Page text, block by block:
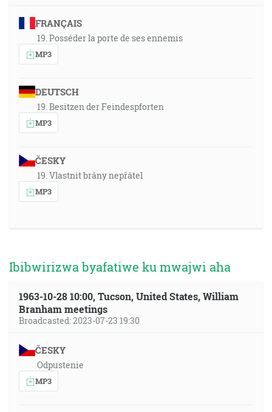
FRANÇAIS
19. Posséder la porte de ses ennemis
MP3
DEUTSCH
19. Besitzen der Feindespforten
MP3
ČESKY
19. Vlastnit brány nepřátel
MP3
Ibibwirizwa byafatiwe ku mwajwi aha
1963-10-28 10:00, Tucson, United States, William
Branham meetings
Broadcasted: 2023-07-23 19:30
ČESKY
Odpustenie
MP3